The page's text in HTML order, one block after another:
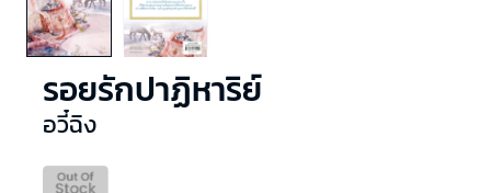
รอยรักปาฏิหาริย์
อวี๋ฉิง